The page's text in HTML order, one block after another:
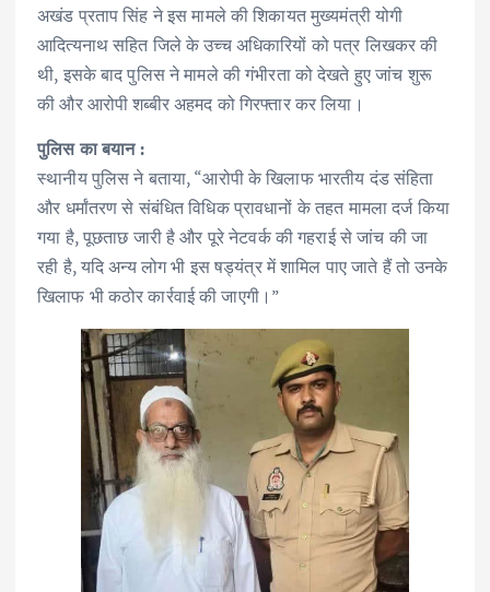
अखंड प्रताप सिंह ने इस मामले की शिकायत मुख्यमंत्री योगी
आदित्यनाथ सहित जिले के उच्च अधिकारियों को पत्र लिखकर की
थी, इसके बाद पुलिस ने मामले की गंभीरता को देखते हुए जांच शुरू
की और आरोपी शब्बीर अहमद को गिरफ्तार कर लिया।
पुलिस का बयान :
स्थानीय पुलिस ने बताया, “आरोपी के खिलाफ भारतीय दंड संहिता
और धर्मांतरण से संबंधित विधिक प्रावधानों के तहत मामला दर्ज किया
गया है, पूछताछ जारी है और पूरे नेटवर्क की गहराई से जांच की जा
रही है, यदि अन्य लोग भी इस षड्यंत्र में शामिल पाए जाते हैं तो उनके
खिलाफ भी कठोर कार्रवाई की जाएगी।”